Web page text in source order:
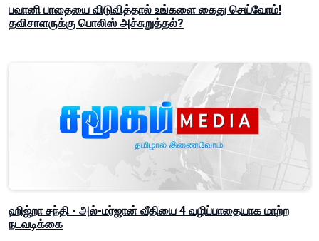
பவானி பாதையை விடுவித்தால் உங்களை கைது செய்வோம்!
தவிசாளருக்கு பொலிஸ் அச்சுறுத்தல்?
ஹிஜ்றா சந்தி - அல்-மர்ஜான் வீதியை 4 வழிப்பாதையாக மாற்ற
நடவடிக்கை